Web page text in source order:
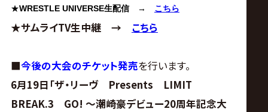
★WRESTLE UNIVERSE生配信→ こちら
★サムライTV生中継 → こちら
■今後の大会のチケット発売を行います。
6月19日「ザ・リーヴ Presents LIMIT
BREAK.3 GO! ～潮崎豪デビュー20周年記念大